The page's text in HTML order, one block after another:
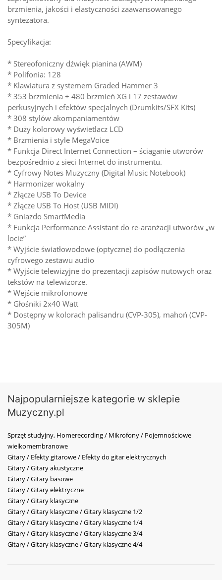
brzmienia, jakości i elastyczności zaawansowanego
syntezatora.
Specyfikacja:
* Stereofoniczny dźwięk pianina (AWM)
* Polifonia: 128
* Klawiatura z systemem Graded Hammer 3
* 353 brzmienia + 480 brzmień XG i 17 zestawów
perkusyjnych i efektów specjalnych (Drumkits/SFX Kits)
* 308 stylów akompaniamentów
* Duży kolorowy wyświetlacz LCD
* Brzmienia i style MegaVoice
* Funkcja Direct Internet Connection – ściąganie utworów
bezpośrednio z sieci Internet do instrumentu.
* Cyfrowy Notes Muzyczny (Digital Music Notebook)
* Harmonizer wokalny
* Złącze USB To Device
* Złącze USB To Host (USB MIDI)
* Gniazdo SmartMedia
* Funkcja Performance Assistant do re-aranżacji utworów „w
locie”
* Wyjście światłowodowe (optyczne) do podłączenia
cyfrowego zestawu audio
* Wyjście telewizyjne do prezentacji zapisów nutowych oraz
tekstów na telewizorze.
* Wejście mikrofonowe
* Głośniki 2x40 Watt
* Dostępny w kolorach palisandru (CVP-305), mahoń (CVP-
305M)
Najpopularniejsze kategorie w sklepie
Muzyczny.pl
Sprzęt studyjny, Homerecording / Mikrofony / Pojemnościowe
wielkomembranowe
Gitary / Efekty gitarowe / Efekty do gitar elektrycznych
Gitary / Gitary akustyczne
Gitary / Gitary basowe
Gitary / Gitary elektryczne
Gitary / Gitary klasyczne
Gitary / Gitary klasyczne / Gitary klasyczne 1/2
Gitary / Gitary klasyczne / Gitary klasyczne 1/4
Gitary / Gitary klasyczne / Gitary klasyczne 3/4
Gitary / Gitary klasyczne / Gitary klasyczne 4/4